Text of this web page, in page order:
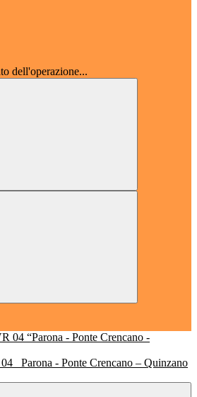
dell'operazione...
Parona - Ponte Crencano – Quinzano